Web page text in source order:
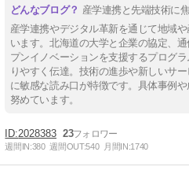
産学連携と先端技術に
産学連携やデジタル革新を通じて地域
います。北海道の大学と企業の協定、
プンイノベーションを支援するプログ
りやすく伝達。技術の進歩や新しいサ
に敏感な読み口が特徴です。具体事例
努めています。
2028383 23
週間IN:380 週間OUT:540 月間IN:1740